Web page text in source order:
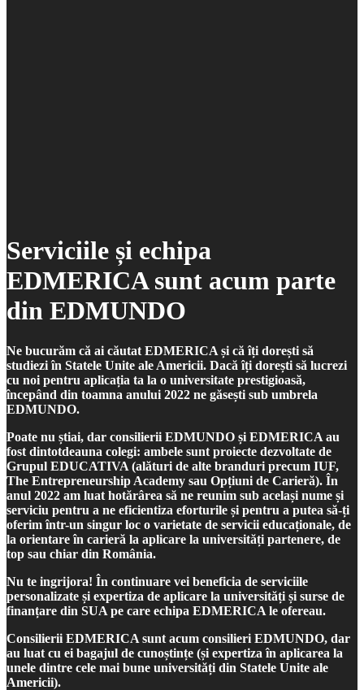
Serviciile și echipa
EDMERICA sunt acum parte
din EDMUNDO
Ne bucurăm că ai căutat EDMERICA și că îți dorești să
studiezi în Statele Unite ale Americii. Dacă îți dorești să lucrezi
cu noi pentru aplicația ta la o universitate prestigioasă,
începând din toamna anului 2022 ne găsești sub umbrela
EDMUNDO.
Poate nu știai, dar consilierii EDMUNDO și EDMERICA au
fost dintotdeauna colegi: ambele sunt proiecte dezvoltate de
Grupul EDUCATIVA (alături de alte branduri precum IUF,
The Entrepreneurship Academy sau Opțiuni de Carieră). În
anul 2022 am luat hotărârea să ne reunim sub același nume și
serviciu pentru a ne eficientiza eforturile și pentru a putea să-ți
oferim într-un singur loc o varietate de servicii educaționale, de
la orientare în carieră la aplicare la universități partenere, de
top sau chiar din România.
Nu te ingrijora! În continuare vei beneficia de serviciile
personalizate și expertiza de aplicare la universități și surse de
finanțare din SUA pe care echipa EDMERICA le ofereau.
Consilierii EDMERICA sunt acum consilieri EDMUNDO, dar
au luat cu ei bagajul de cunoștințe (și expertiza în aplicarea la
unele dintre cele mai bune universități din Statele Unite ale
Americii).